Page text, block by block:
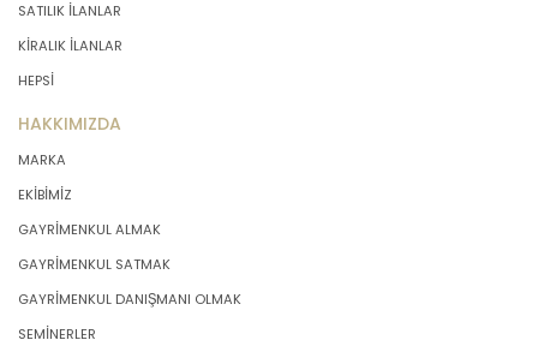
SATILIK İLANLAR
KİRALIK İLANLAR
HEPSİ
HAKKIMIZDA
MARKA
EKİBİMİZ
GAYRİMENKUL ALMAK
GAYRİMENKUL SATMAK
GAYRİMENKUL DANIŞMANI OLMAK
SEMİNERLER